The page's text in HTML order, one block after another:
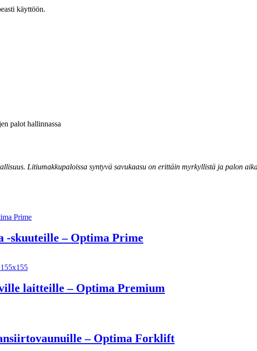
käyttöön.
palot hallinnassa
Litiumakkupaloissa syntyvä savukaasu on erittäin myrkyllistä ja palon
-skuuteille – Optima Prime
laitteille – Optima Premium
– Optima Forklift